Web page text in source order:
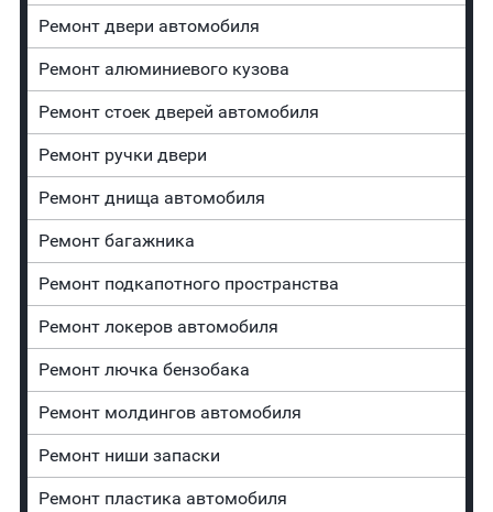
Ремонт двери автомобиля
Ремонт алюминиевого кузова
Ремонт стоек дверей автомобиля
Ремонт ручки двери
Ремонт днища автомобиля
Ремонт багажника
Ремонт подкапотного пространства
Ремонт лoĸepoв автомобиля
Ремонт лючка бензобака
Ремонт молдингов автомобиля
Ремонт ниши запаски
Ремонт пластика автомобиля